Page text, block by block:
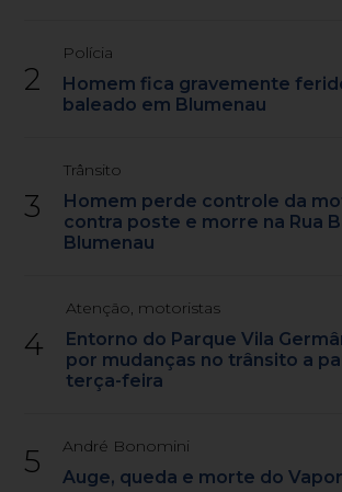
2
Polícia
Homem fica gravemente
baleado em Blumenau
3
Trânsito
Homem perde controle da
contra poste e morre na Rua
Blumenau
4
Atenção, motoristas
Entorno do Parque Vila
por mudanças no trânsito a
terça-feira
5 André Bonomini
Auge, queda e morte do Vapor